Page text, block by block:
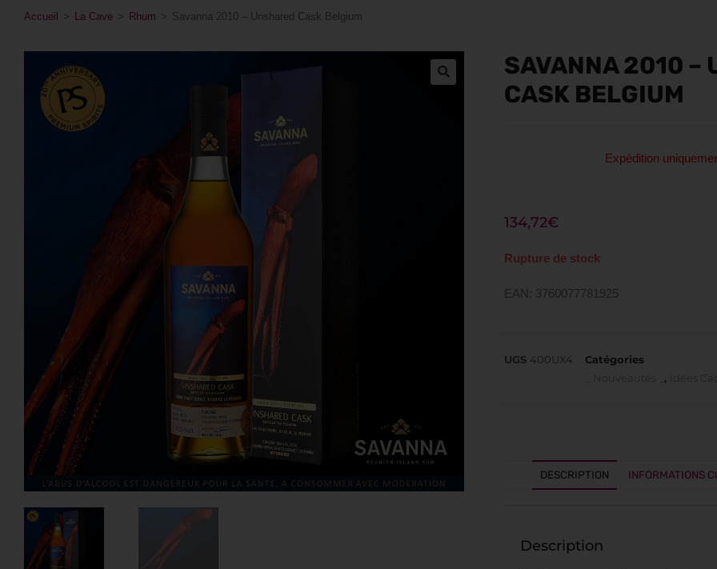
Accueil > La Cave > Rhum > Savanna 2010 – Unshared Cask Belgium
SAVANNA 2010 –
CASK BELGIUM
Expédition
134,72€
Rupture de stock
EAN: 3760077781925
UGS 400UX4
Catégories
_ Nouveautés _ ,
DESCRIPTION INFORMATIONS
Description